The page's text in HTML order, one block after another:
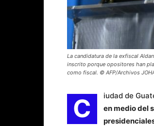
La candidatura de la exfiscal
inscrito porque opositores han
como fiscal. © AFP/Archivos
C iudad de
en medio del